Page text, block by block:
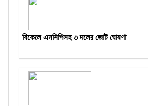
বিকেলে এনসিপিসহ ৩ দলের জোট ঘোষণা